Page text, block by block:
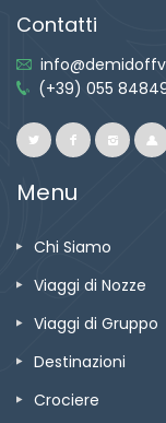
Contatti
(+39) 055
Menu
Chi Siamo
Viaggi di Nozze
Viaggi di Gruppo
Destinazioni
Crociere